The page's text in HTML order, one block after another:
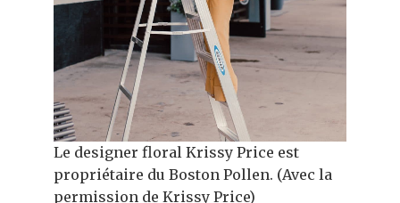
Le designer floral Krissy Price est
propriétaire du Boston Pollen. (Avec la
permission de Krissy Price)